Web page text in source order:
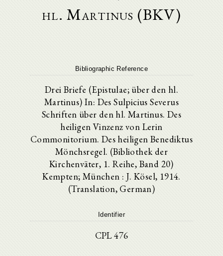
hl. Martinus (BKV)
Bibliographic Reference
Drei Briefe (Epistulae; über den hl.
Martinus) In: Des Sulpicius Severus
Schriften über den hl. Martinus. Des
heiligen Vinzenz von Lerin
Commonitorium. Des heiligen Benediktus
Mönchsregel. (Bibliothek der
Kirchenväter, 1. Reihe, Band 20)
Kempten; München : J. Kösel, 1914.
(Translation, German)
Identifier
CPL 476